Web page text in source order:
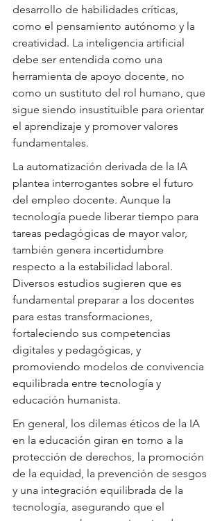
desarrollo de habilidades críticas,
como el pensamiento autónomo y la
creatividad. La inteligencia artificial
debe ser entendida como una
herramienta de apoyo docente, no
como un sustituto del rol humano, que
sigue siendo insustituible para orientar
el aprendizaje y promover valores
fundamentales.
La automatización derivada de la IA
plantea interrogantes sobre el futuro
del empleo docente. Aunque la
tecnología puede liberar tiempo para
tareas pedagógicas de mayor valor,
también genera incertidumbre
respecto a la estabilidad laboral.
Diversos estudios sugieren que es
fundamental preparar a los docentes
para estas transformaciones,
fortaleciendo sus competencias
digitales y pedagógicas, y
promoviendo modelos de convivencia
equilibrada entre tecnología y
educación humanista.
En general, los dilemas éticos de la IA
en la educación giran en torno a la
protección de derechos, la promoción
de la equidad, la prevención de sesgos
y una integración equilibrada de la
tecnología, asegurando que el